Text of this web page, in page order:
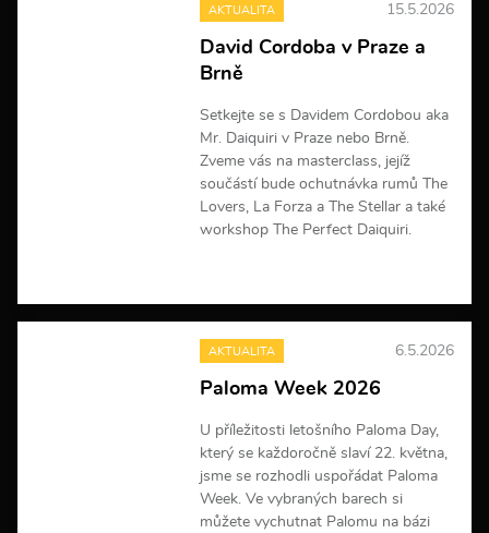
i
f
o
m
a
í
AKTUALITA 15.5.2026
David Cordoba v Praze a
Brně
Setkejte se s Davidem Cordobou aka
Mr. Daiquiri v Praze nebo Brně.
Zveme vás na masterclass, jejíž
součástí bude ochutnávka rumů The
Lovers, La Forza a The Stellar a také
workshop The Perfect Daiquiri.
e
i
f
r
m
a
c
í
AKTUALITA 6.5.2026
Paloma Week 2026
U příležitosti letošního Paloma Day,
který se každoročně slaví 22. května,
jsme se rozhodli uspořádat Paloma
Week. Ve vybraných barech si
můžete vychutnat Palomu na bázi